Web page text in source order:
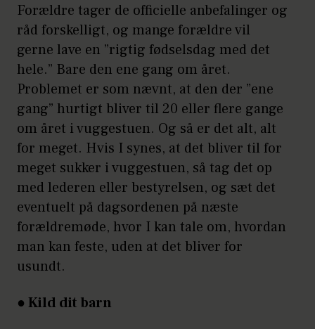
Forældre tager de officielle anbefalinger og
råd forskelligt, og mange forældre vil
gerne lave en ”rigtig fødselsdag med det
hele.” Bare den ene gang om året.
Problemet er som nævnt, at den der ”ene
gang” hurtigt bliver til 20 eller flere gange
om året i vuggestuen. Og så er det alt, alt
for meget. Hvis I synes, at det bliver til for
meget sukker i vuggestuen, så tag det op
med lederen eller bestyrelsen, og sæt det
eventuelt på dagsordenen på næste
forældremøde, hvor I kan tale om, hvordan
man kan feste, uden at det bliver for
usundt.
● Kild dit barn